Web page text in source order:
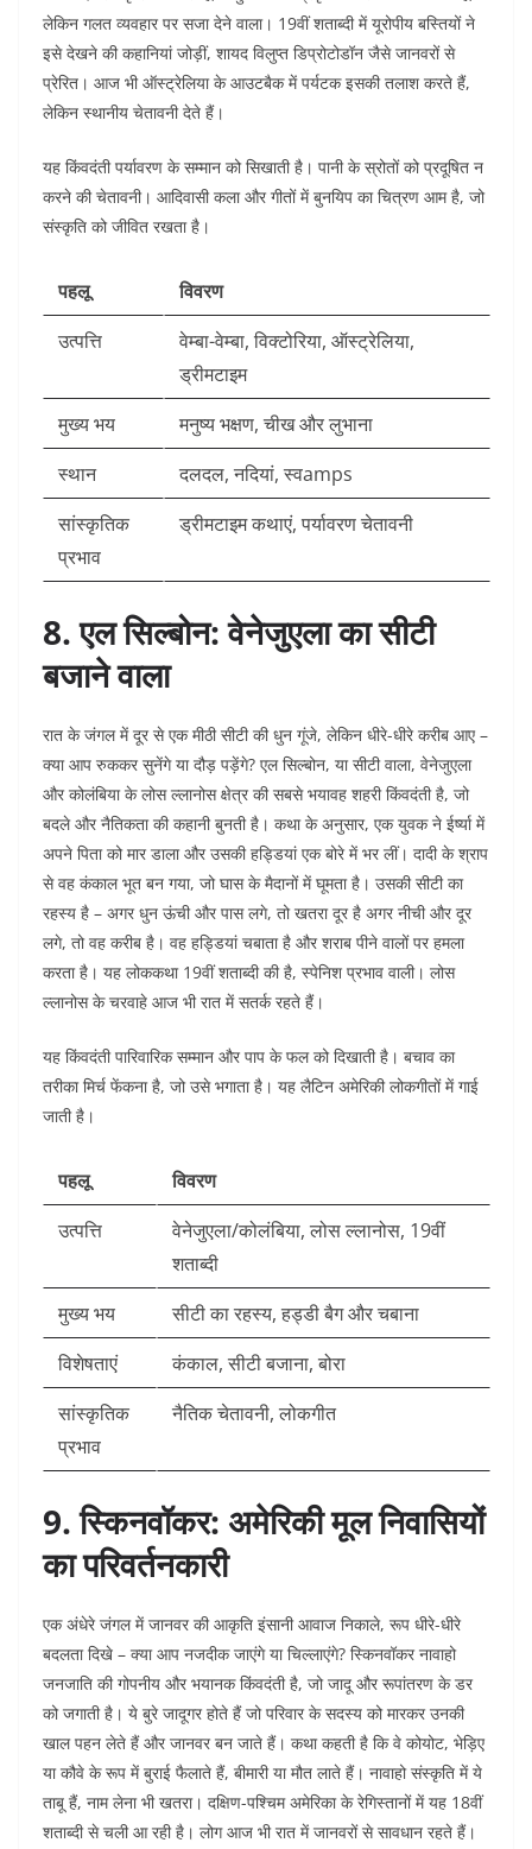
लेकिन गलत व्यवहार पर सजा देने वाला। 19वीं शताब्दी में यूरोपीय बस्तियों ने
इसे देखने की कहानियां जोड़ीं, शायद विलुप्त डिप्रोटोडॉन जैसे जानवरों से
प्रेरित। आज भी ऑस्ट्रेलिया के आउटबैक में पर्यटक इसकी तलाश करते हैं,
लेकिन स्थानीय चेतावनी देते हैं।​
यह किंवदंती पर्यावरण के सम्मान को सिखाती है। पानी के स्रोतों को प्रदूषित न
करने की चेतावनी। आदिवासी कला और गीतों में बुनयिप का चित्रण आम है, जो
संस्कृति को जीवित रखता है।​
पहलू
विवरण
उत्पत्ति
वेम्बा-वेम्बा, विक्टोरिया, ऑस्ट्रेलिया,
ड्रीमटाइम ​
मुख्य भय
मनुष्य भक्षण, चीख और लुभाना
स्थान
दलदल, नदियां, स्वamps
सांस्कृतिक
प्रभाव
ड्रीमटाइम कथाएं, पर्यावरण चेतावनी ​
8. एल सिल्बोन: वेनेजुएला का सीटी
बजाने वाला
रात के जंगल में दूर से एक मीठी सीटी की धुन गूंजे, लेकिन धीरे-धीरे करीब आए –
क्या आप रुककर सुनेंगे या दौड़ पड़ेंगे? एल सिल्बोन, या सीटी वाला, वेनेजुएला
और कोलंबिया के लोस ल्लानोस क्षेत्र की सबसे भयावह शहरी किंवदंती है, जो
बदले और नैतिकता की कहानी बुनती है। कथा के अनुसार, एक युवक ने ईर्ष्या में
अपने पिता को मार डाला और उसकी हड्डियां एक बोरे में भर लीं। दादी के श्राप
से वह कंकाल भूत बन गया, जो घास के मैदानों में घूमता है। उसकी सीटी का
रहस्य है – अगर धुन ऊंची और पास लगे, तो खतरा दूर है अगर नीची और दूर
लगे, तो वह करीब है। वह हड्डियां चबाता है और शराब पीने वालों पर हमला
करता है। यह लोककथा 19वीं शताब्दी की है, स्पेनिश प्रभाव वाली। लोस
ल्लानोस के चरवाहे आज भी रात में सतर्क रहते हैं।​
यह किंवदंती पारिवारिक सम्मान और पाप के फल को दिखाती है। बचाव का
तरीका मिर्च फेंकना है, जो उसे भगाता है। यह लैटिन अमेरिकी लोकगीतों में गाई
जाती है।​
पहलू
विवरण
उत्पत्ति
वेनेजुएला/कोलंबिया, लोस ल्लानोस, 19वीं
शताब्दी ​
मुख्य भय
सीटी का रहस्य, हड्डी बैग और चबाना
विशेषताएं
कंकाल, सीटी बजाना, बोरा
सांस्कृतिक
प्रभाव
नैतिक चेतावनी, लोकगीत ​
9. स्किनवॉकर: अमेरिकी मूल निवासियों
का परिवर्तनकारी
एक अंधेरे जंगल में जानवर की आकृति इंसानी आवाज निकाले, रूप धीरे-धीरे
बदलता दिखे – क्या आप नजदीक जाएंगे या चिल्लाएंगे? स्किनवॉकर नावाहो
जनजाति की गोपनीय और भयानक किंवदंती है, जो जादू और रूपांतरण के डर
को जगाती है। ये बुरे जादूगर होते हैं जो परिवार के सदस्य को मारकर उनकी
खाल पहन लेते हैं और जानवर बन जाते हैं। कथा कहती है कि वे कोयोट, भेड़िए
या कौवे के रूप में बुराई फैलाते हैं, बीमारी या मौत लाते हैं। नावाहो संस्कृति में ये
ताबू हैं, नाम लेना भी खतरा। दक्षिण-पश्चिम अमेरिका के रेगिस्तानों में यह 18वीं
शताब्दी से चली आ रही है। लोग आज भी रात में जानवरों से सावधान रहते हैं।